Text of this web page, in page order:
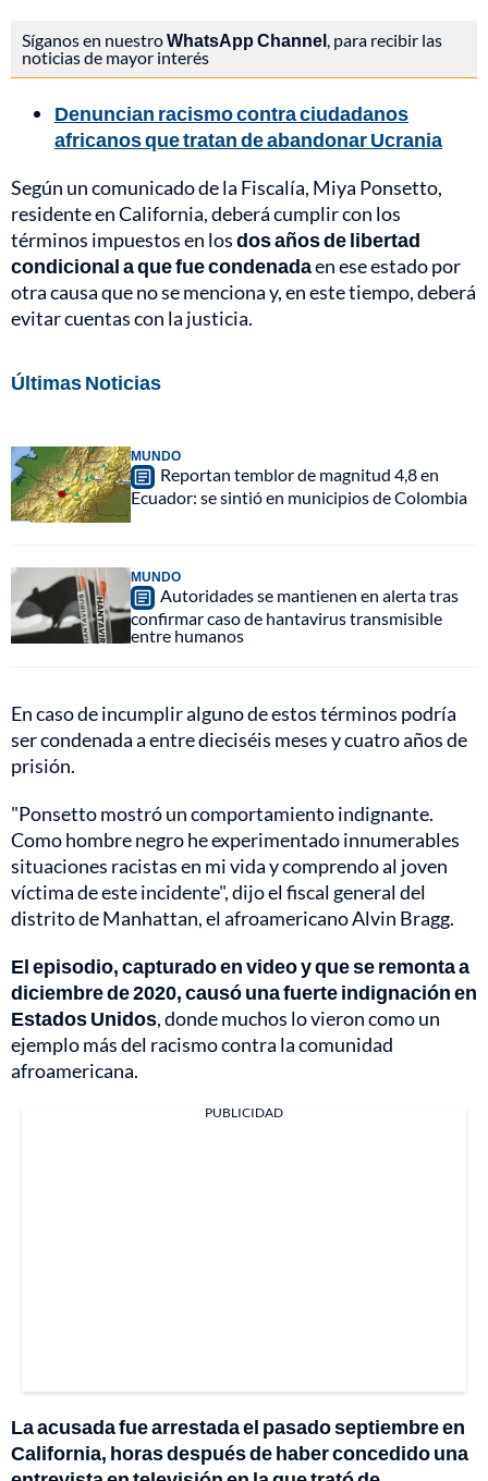
Síganos en nuestroWhatsApp Channel, para recibir las
noticias de mayor interés
Denuncian racismo contra ciudadanos
africanos que tratan de abandonar Ucrania
Según un comunicado de la Fiscalía, Miya Ponsetto,
residente en California, deberá cumplir con los
términos impuestos en losdos años de libertad
condicional a que fue condenadaen ese estado por
otra causa que no se menciona y, en este tiempo, deberá
evitar cuentas con la justicia.
Últimas Noticias
MUNDO
Reportan temblor de magnitud 4,8 en
Ecuador: se sintió en municipios de Colombia
MUNDO
Autoridades se mantienen en alerta tras
confirmar caso de hantavirus transmisible
entre humanos
En caso de incumplir alguno de estos términos podría
ser condenada a entre dieciséis meses y cuatro años de
prisión.
"Ponsetto mostró un comportamiento indignante.
Como hombre negro he experimentado innumerables
situaciones racistas en mi vida y comprendo al joven
víctima de este incidente", dijo el fiscal general del
distrito de Manhattan, el afroamericano Alvin Bragg.
El episodio, capturado en video y que se remonta a
diciembre de 2020, causó una fuerte indignación en
Estados Unidos, donde muchos lo vieron como un
ejemplo más del racismo contra la comunidad
afroamericana.
PUBLICIDAD
La acusada fue arrestada el pasado septiembre en
California, horas después de haber concedido una